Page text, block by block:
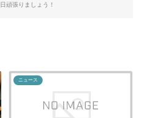
頑張りましょう！
ニュース